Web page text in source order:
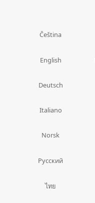
Čeština
English
Deutsch
Italiano
Norsk
Русский
ไทย